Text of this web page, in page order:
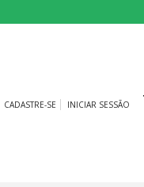
CADASTRE-SE INICIAR SESSÃO